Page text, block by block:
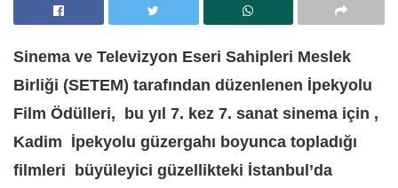
Sinema ve Televizyon Eseri Sahipleri Meslek
Birliği (SETEM) tarafından düzenlenen İpekyolu
Film Ödülleri, bu yıl 7. kez 7. sanat sinema için ,
Kadim İpekyolu güzergahı boyunca topladığı
filmleri büyüleyici güzellikteki İstanbul’da